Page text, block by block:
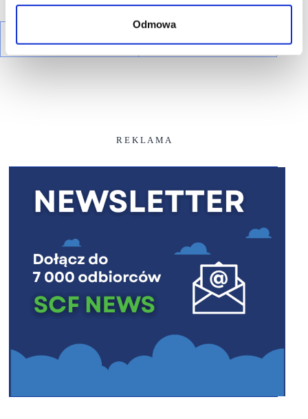
Odmowa
R E K L A M A